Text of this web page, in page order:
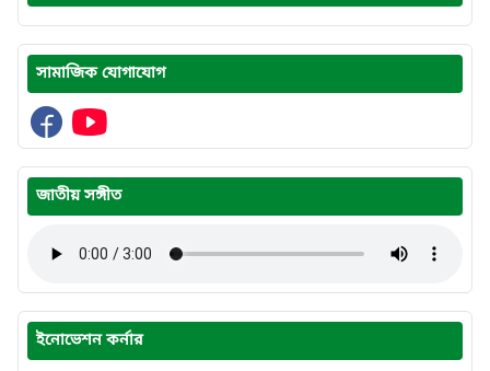
সামাজিক যোগাযোগ
জাতীয় সঙ্গীত
ইনোভেশন কর্নার